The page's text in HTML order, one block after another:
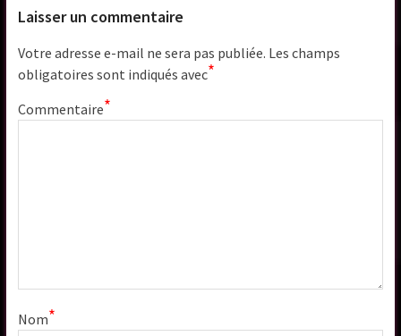
Laisser un commentaire
Votre adresse e-mail ne sera pas publiée. Les champs
obligatoires sont indiqués avec*
Commentaire*
Nom*